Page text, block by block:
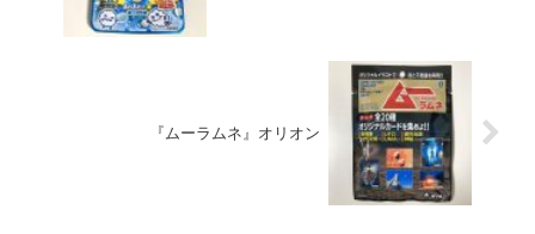
『ムーラムネ』オリオン